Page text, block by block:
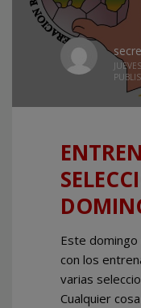
Este
con los
varias
Cualquier